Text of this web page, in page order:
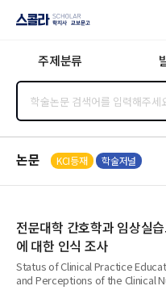
지사·교보문고
주제분류
논문 KCI등재 학술저널
전문대학 간호학과 임상실
에 대한 인식 조사
Status of Clinical Practice
and Perceptions of the Clinical